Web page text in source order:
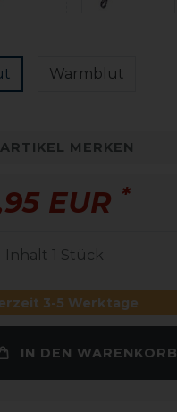
Warmblut
ARTIKEL MERKEN
EUR *
Inhalt 1 Stück
3-5 Werktage
IN DEN WARENKORB